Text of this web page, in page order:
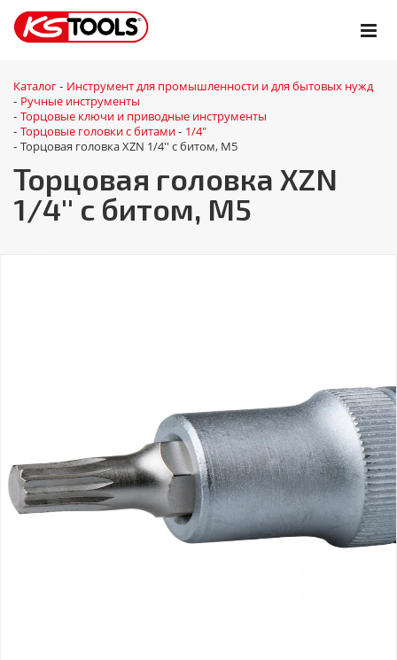
Каталог - Инструмент для промышленности и для бытовых нужд
- Ручные инструменты
- Торцовые ключи и приводные инструменты
- Торцовые головки с битами - 1/4"
- Торцовая головка XZN 1/4'' с битом, M5
Торцовая головка XZN
1/4'' с битом, M5